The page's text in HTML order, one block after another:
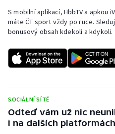
Vodní slalom
Volejbal
S mobilní aplikací, HbbTV a apkou
máte ČT sport vždy po ruce.
bonusový obsah kdekoli a kdykoli.
SOCIÁLNÍ SÍTĚ
Odteď vám už nic
i na dalších